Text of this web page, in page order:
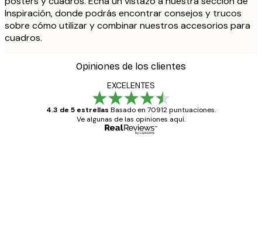
Inspiración, donde podrás encontrar consejos y trucos
sobre cómo utilizar y combinar nuestros accesorios para
cuadros.
Opiniones de los clientes
EXCELENTES
4.3 de 5 estrellas Basado en 70912 puntuaciones.
Ve algunas de las opiniones aquí.